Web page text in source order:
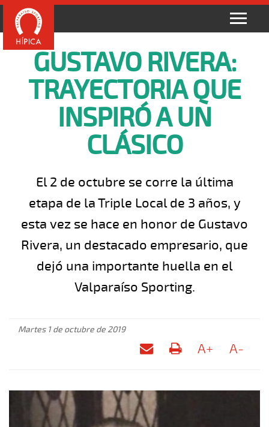
GUSTAVO RIVERA:
TRAYECTORIA QUE
INSPIRÓ A UN
CLÁSICO
El 2 de octubre se corre la última
etapa de la Triple Local de 3 años, y
esta vez se hace en honor de Gustavo
Rivera, un destacado empresario, que
dejó una importante huella en el
Valparaíso Sporting.
Martes 1 de octubre de 2019
A+ A-